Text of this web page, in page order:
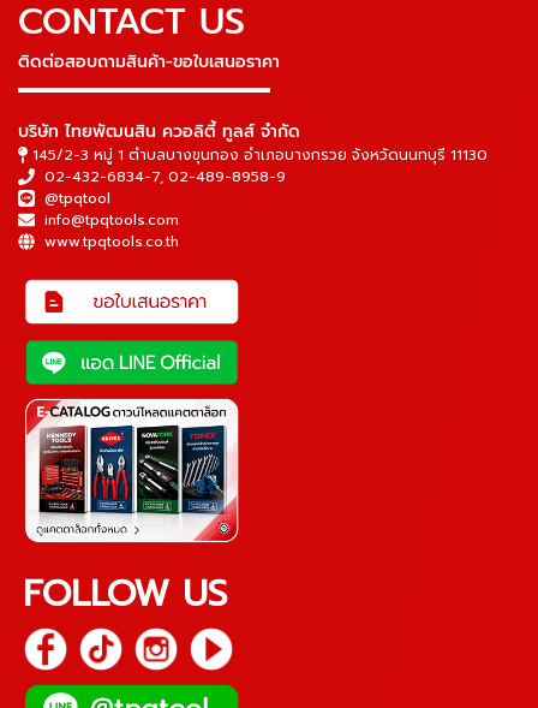
CONTACT US
ติดต่อสอบถามสินค้า-ขอใบเสนอราคา
▬▬▬▬▬▬▬▬▬▬▬▬▬▬▬
บริษัท ไทยพัฒนสิน ควอลิตี้ ทูลส์ จำกัด
145/2-3 หมู่ 1 ตำบลบางขุนกอง อำเภอบางกรวย จังหวัดนนทบุรี 11130
02-432-6834-7, 02-489-8958-9
@tpqtool
info@tpqtools.com
www.tpqtools.co.th
FOLLOW US